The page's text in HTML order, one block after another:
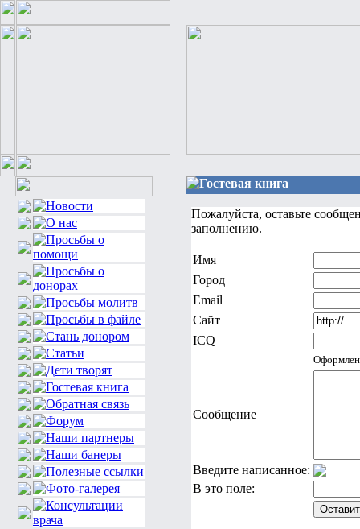
Гостевая книга
Пожалуйста, оставьте
заполнению.
Имя
Город
Email
Сайт
ICQ
Сообщение
Введите написанное:
В это поле: